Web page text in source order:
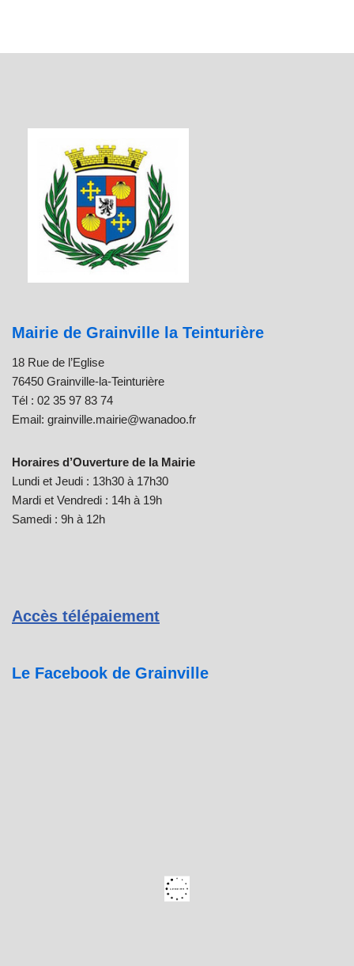
Mairie de Grainville la Teinturière
18 Rue de l’Eglise
76450 Grainville-la-Teinturière
Tél : 02 35 97 83 74
Email: grainville.mairie@wanadoo.fr
Horaires d’Ouverture de la Mairie
Lundi et Jeudi : 13h30 à 17h30
Mardi et Vendredi : 14h à 19h
Samedi : 9h à 12h
Accès télépaiement
Le Facebook de Grainville